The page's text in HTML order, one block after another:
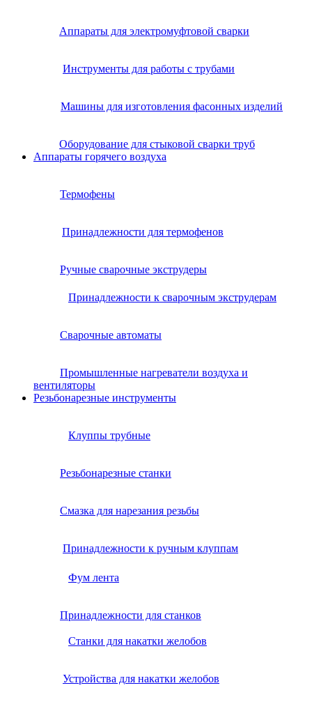
Аппараты для электромуфтовой сварки
Инструменты для работы с трубами
Машины для изготовления фасонных изделий
Оборудование для стыковой сварки труб
Аппараты горячего воздуха
Термофены
Принадлежности для термофенов
Ручные сварочные экструдеры
Принадлежности к сварочным экструдерам
Сварочные автоматы
Промышленные нагреватели воздуха и
вентиляторы
Резьбонарезные инструменты
Клуппы трубные
Резьбонарезные станки
Смазка для нарезания резьбы
Принадлежности к ручным клуппам
Фум лента
Принадлежности для станков
Станки для накатки желобов
Устройства для накатки желобов